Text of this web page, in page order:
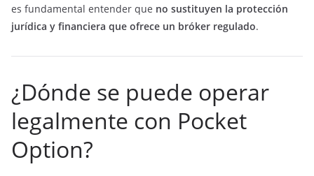
es fundamental entender que no sustituyen la protección
jurídica y financiera que ofrece un bróker regulado.
¿Dónde se puede operar
legalmente con Pocket
Option?